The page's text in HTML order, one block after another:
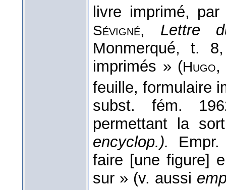
livre imprimé,
Sévigné, Lettre
Monmerqué, t.
imprimés » (Hugo
feuille, formulaire
subst. fém.
permettant la
encyclop.).
faire [une figure]
sur » (v. aussi